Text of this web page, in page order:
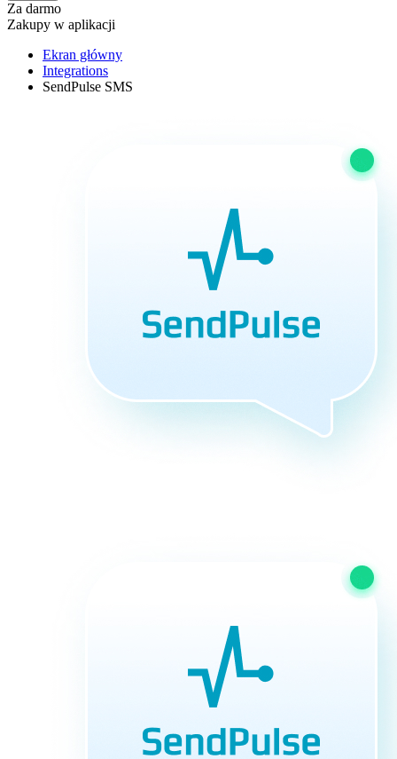
Za darmo
Zakupy w aplikacji
Ekran główny
Integrations
SendPulse SMS